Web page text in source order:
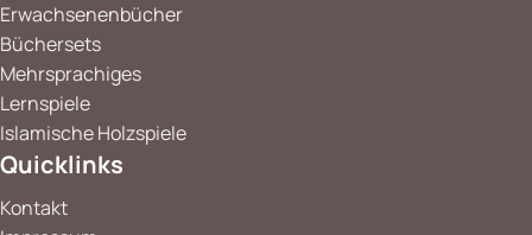
Erwachsenenbücher
Büchersets
Mehrsprachiges
Lernspiele
Islamische Holzspiele
Quicklinks
Kontakt